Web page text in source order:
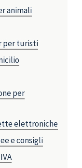
animali
per turisti
per
elettroniche
e consigli